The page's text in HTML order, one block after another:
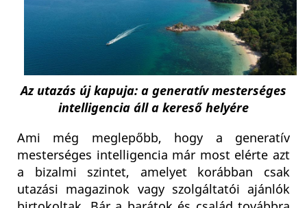
Az utazás új kapuja: a generatív mesterséges
intelligencia áll a kereső helyére
Ami még meglepőbb, hogy a generatív
mesterséges intelligencia már most elérte azt
a bizalmi szintet, amelyet korábban csak
utazási magazinok vagy szolgáltatói ajánlók